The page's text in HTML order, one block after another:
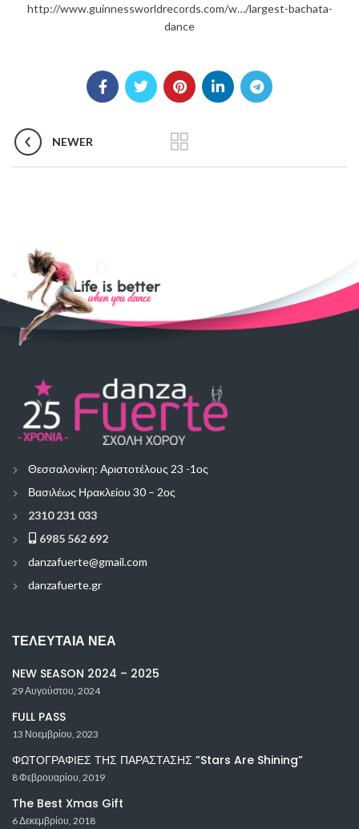
http://www.guinnessworldrecords.com/w…/largest-bachata-
dance
NEWER
Θεσσαλονίκη: Αριστοτέλους 23 -1ος
Βασιλέως Ηρακλείου 30 – 2ος
2310 231 033
6985 562 692
danzafuerte@gmail.com
danzafuerte.gr
ΤΕΛΕΥΤΑΊΑ ΝΈΑ
NEW SEASON 2024 – 2025
29 Αυγούστου, 2024
FULL PASS
13 Νοεμβρίου, 2023
ΦΩΤΟΓΡΑΦΙΕΣ ΤΗΣ ΠΑΡΑΣΤΑΣΗΣ ”Stars Are Shining”
8 Φεβρουαρίου, 2019
The Best Xmas Gift
6 Δεκεμβρίου, 2018